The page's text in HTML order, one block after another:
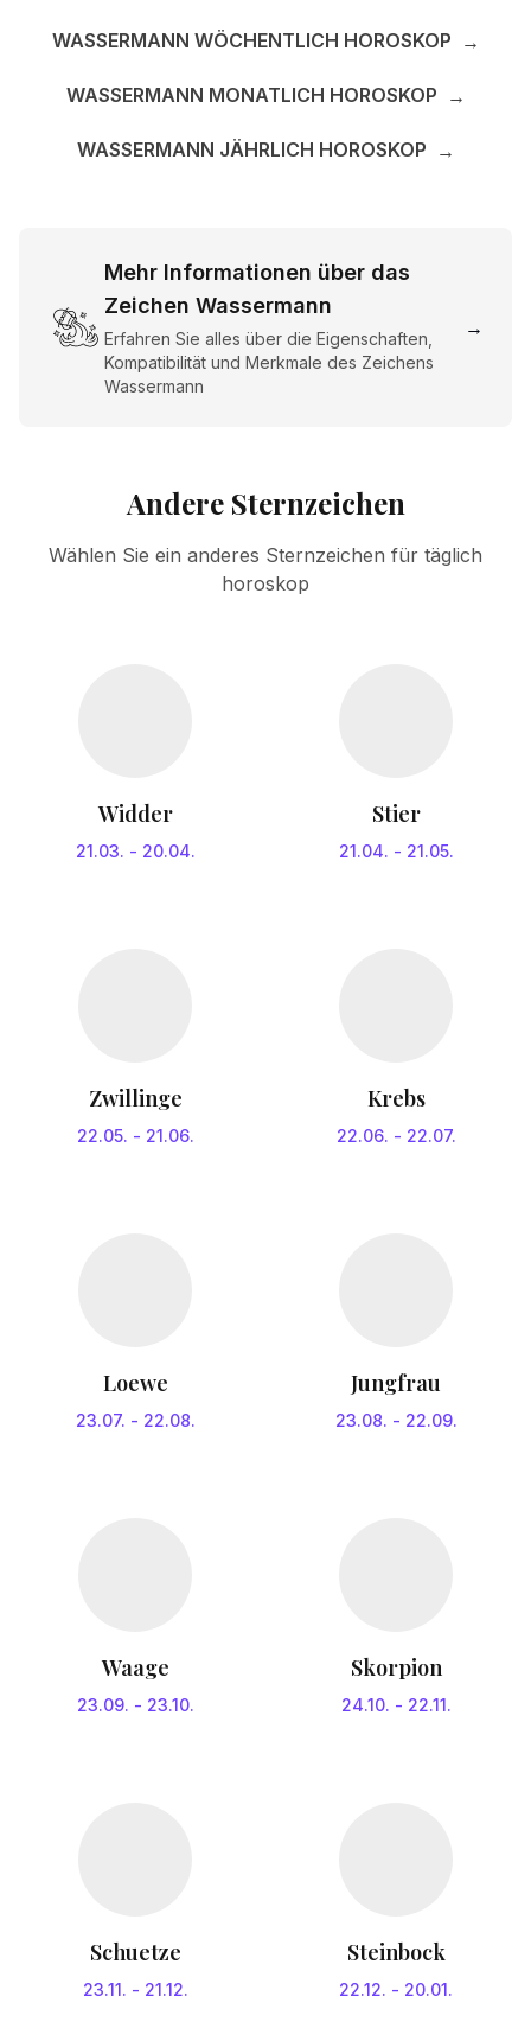
WASSERMANN WÖCHENTLICH HOROSKOP →
WASSERMANN MONATLICH HOROSKOP →
WASSERMANN JÄHRLICH HOROSKOP →
Mehr Informationen über das
Zeichen Wassermann
Erfahren Sie alles über die Eigenschaften,
Kompatibilität und Merkmale des Zeichens
Wassermann
→
Andere Sternzeichen
Wählen Sie ein anderes Sternzeichen für täglich
horoskop
Widder
21.03. - 20.04.
Stier
21.04. - 21.05.
Zwillinge
22.05. - 21.06.
Krebs
22.06. - 22.07.
Loewe
23.07. - 22.08.
Jungfrau
23.08. - 22.09.
Waage
23.09. - 23.10.
Skorpion
24.10. - 22.11.
Schuetze
23.11. - 21.12.
Steinbock
22.12. - 20.01.